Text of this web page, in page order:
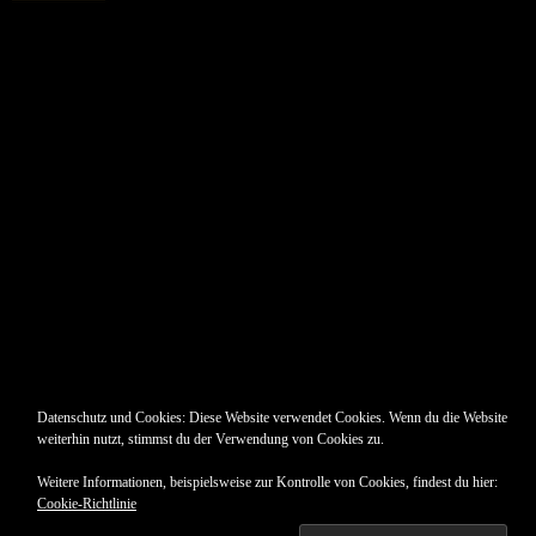
Datenschutz und Cookies: Diese Website verwendet Cookies. Wenn du die Website
weiterhin nutzt, stimmst du der Verwendung von Cookies zu.
Weitere Informationen, beispielsweise zur Kontrolle von Cookies, findest du hier:
Cookie-Richtlinie